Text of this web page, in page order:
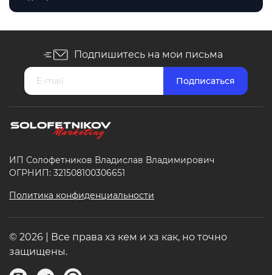
Подпишитесь на мои письма
ИП Солофетников Владислав Владимирович
ОГРНИП: 321508100306651
Политика конфиденциальности
© 2026 | Все права хз кем и хз как, но точно
защищены.